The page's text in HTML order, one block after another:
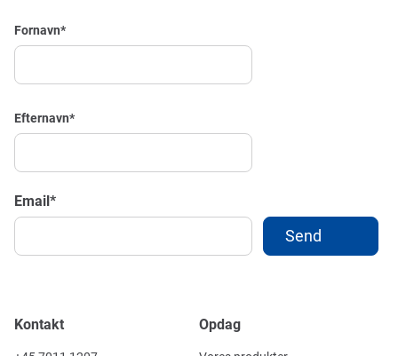
Fornavn*
Efternavn*
Email*
Kontakt Opdag